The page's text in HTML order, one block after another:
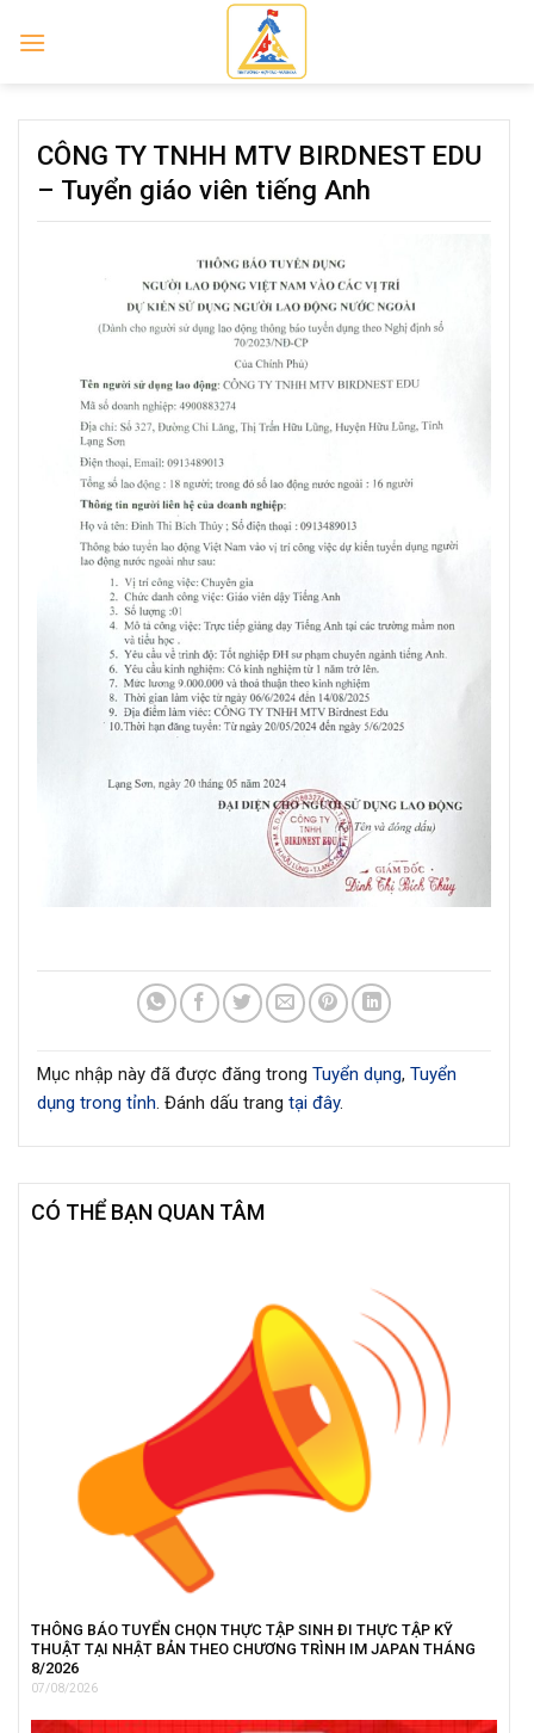
CÔNG TY TNHH MTV BIRDNEST EDU
– Tuyển giáo viên tiếng Anh
Mục nhập này đã được đăng trong Tuyển dụng, Tuyển
dụng trong tỉnh. Đánh dấu trang tại đây.
CÓ THỂ BẠN QUAN TÂM
THÔNG BÁO TUYỂN CHỌN THỰC TẬP SINH ĐI THỰC TẬP KỸ
THUẬT TẠI NHẬT BẢN THEO CHƯƠNG TRÌNH IM JAPAN THÁNG
8/2026
07/08/2026